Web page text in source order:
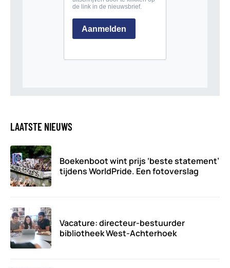
LAATSTE NIEUWS
Boekenboot wint prijs ‘beste statement’
tijdens WorldPride. Een fotoverslag
Vacature: directeur-bestuurder
bibliotheek West-Achterhoek